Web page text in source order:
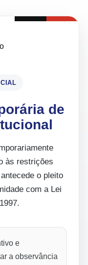
de
às restrições
o pleito
com a Lei
e
a observância